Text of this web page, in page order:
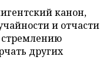
канон,
и отчасти
стремлению
других